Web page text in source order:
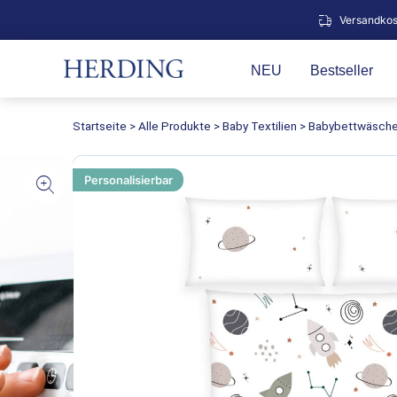
NEU Bestseller
Startseite >Alle Produkte >Baby Textilien >Babybettwäsche
Personalisierbar